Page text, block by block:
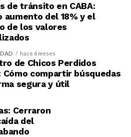
de tránsito en CABA:
aumento del 18% y el
de los valores
hace 6 meses
de Chicos Perdidos
Cómo compartir búsquedas
segura y útil
Cerraron
del